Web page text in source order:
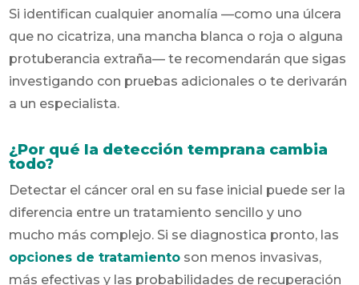
Si identifican cualquier anomalía —como una úlcera
que no cicatriza, una mancha blanca o roja o alguna
protuberancia extraña— te recomendarán que sigas
investigando con pruebas adicionales o te derivarán
a un especialista.
¿Por qué la detección temprana cambia
todo?
Detectar el cáncer oral en su fase inicial puede ser la
diferencia entre un tratamiento sencillo y uno
mucho más complejo. Si se diagnostica pronto, las
opciones de tratamiento son menos invasivas,
más efectivas y las probabilidades de recuperación